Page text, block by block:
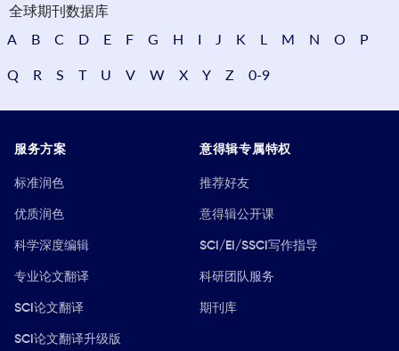
全球期刊数据库
A
B C D E F G H I J K L M N O P
Q R S T U V W X Y Z 0-9